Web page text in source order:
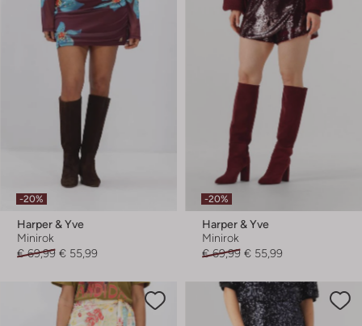
-20%
Harper & Yve
Minirok
€ 69,99 € 55,99
-20%
Harper & Yve
Minirok
€ 69,99 € 55,99